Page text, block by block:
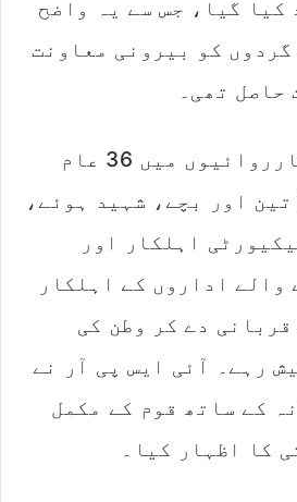
کیا گیا، جس سے یہ واضح
گردوں کو بیرونی معاونت
حاصل تھی۔
بدقسمتی سے ان کارروائیوں میں 36 عام
اور بچے، شہید ہوئے،
سیکیورٹی اہلکار اور
والے اداروں کے اہلکار
دے کر وطن کی
رہے۔ آئی ایس پی آر نے
کے ساتھ قوم کے مکمل
کا اظہار کیا۔